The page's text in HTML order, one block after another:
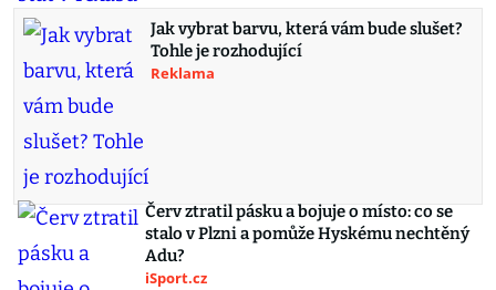
Jak vybrat barvu, která vám bude slušet?
Tohle je rozhodující
Reklama
Červ ztratil pásku a bojuje o místo: co se
stalo v Plzni a pomůže Hyskému nechtěný
Adu?
iSport.cz